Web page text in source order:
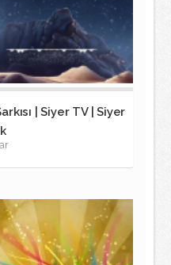
| Siyer TV | Siyer